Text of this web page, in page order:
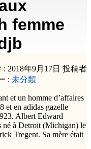
femme
2018年9月17日 投稿者
: 未分類
et un homme d’affaires
et en adidas gazelle
Albert Edward
né à Detroit (Michigan) le
Tregent. Sa mère était